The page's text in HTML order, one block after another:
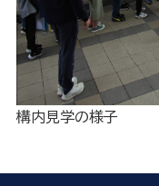
構内見学の様子